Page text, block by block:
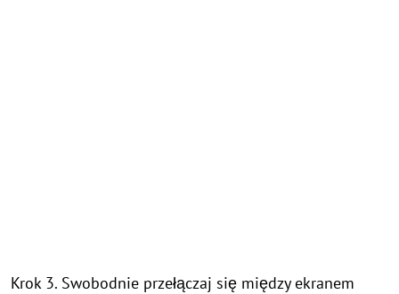
Krok 3. Swobodnie przełączaj się między ekranem